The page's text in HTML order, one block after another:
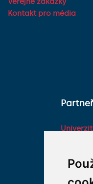
Kontakt pro média
Hradci